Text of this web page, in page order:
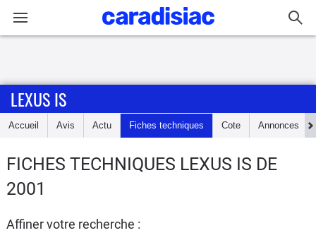
Accueil
Essais
d'achat
LEXUS IS
Accueil Avis Actu Fiches techniques Cote Annonces
FICHES TECHNIQUES LEXUS IS DE
2001
Affiner votre recherche :